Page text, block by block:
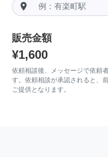
room
販売金額
¥1,600
依頼相談後、メッセージで依頼
す。依頼相談が承認されると、
ご提供となります。